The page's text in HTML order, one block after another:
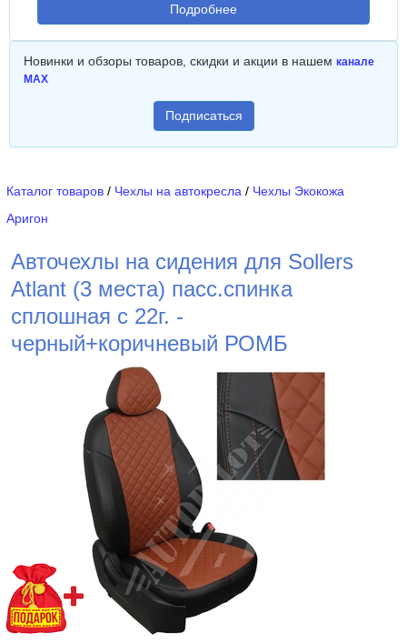
Подробнее
Новинки и обзоры товаров, скидки и акции в нашем канале
MAX
Подписаться
Каталог товаров / Чехлы на автокресла / Чехлы Экокожа
Аригон
Авточехлы на сидения для Sollers
Atlant (3 места) пасс.спинка
сплошная с 22г. -
черный+коричневый РОМБ